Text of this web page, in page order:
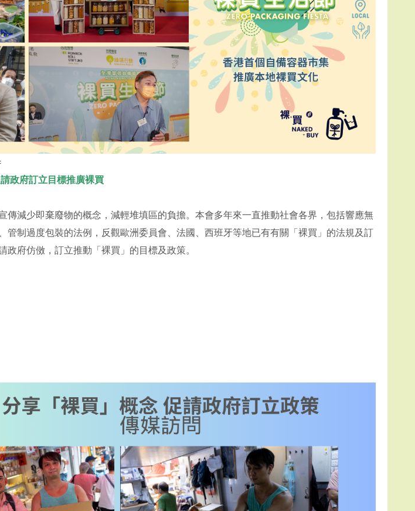
政府訂立目標推廣裸買
傳減少即棄廢物的概念，減輕堆填區的負擔。本會多年來一直推動社會各界，包括響應無
管制過度包裝的法例，反觀歐洲委員會、法國、西班牙等地已有有關「裸買」的法規及訂
政府仿傚，訂立推動「裸買」的目標及政策。